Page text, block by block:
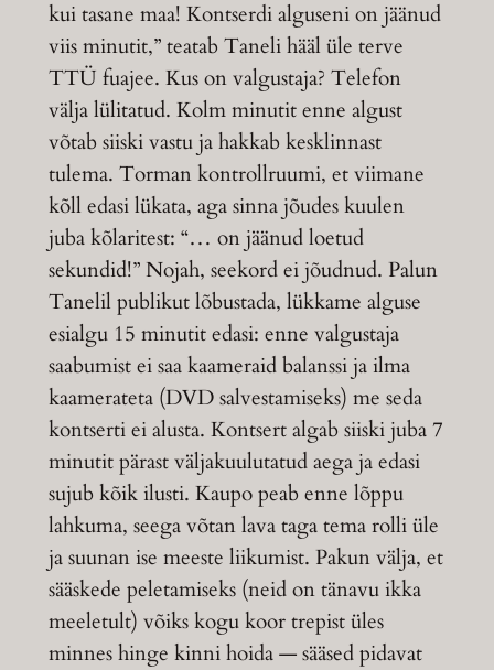
kui tasane maa! Kontserdi alguseni on jäänud
viis minutit,” teatab Taneli hääl üle terve
TTÜ fuajee. Kus on valgustaja? Telefon
välja lülitatud. Kolm minutit enne algust
võtab siiski vastu ja hakkab kesklinnast
tulema. Torman kontrollruumi, et viimane
kõll edasi lükata, aga sinna jõudes kuulen
juba kõlaritest: “… on jäänud loetud
sekundid!” Nojah, seekord ei jõudnud. Palun
Tanelil publikut lõbustada, lükkame alguse
esialgu 15 minutit edasi: enne valgustaja
saabumist ei saa kaameraid balanssi ja ilma
kaamerateta (DVD salvestamiseks) me seda
kontserti ei alusta. Kontsert algab siiski juba 7
minutit pärast väljakuulutatud aega ja edasi
sujub kõik ilusti. Kaupo peab enne lõppu
lahkuma, seega võtan lava taga tema rolli üle
ja suunan ise meeste liikumist. Pakun välja, et
sääskede peletamiseks (neid on tänavu ikka
meeletult) võiks kogu koor trepist üles
minnes hinge kinni hoida — sääsed pidavat